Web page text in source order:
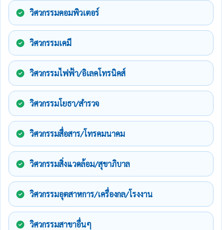
วิศวกรรมคอมพิวเตอร์
วิศวกรรมเคมี
วิศวกรรมไฟฟ้า/อิเลคโทรนิคส์
วิศวกรรมโยธา/สำรวจ
วิศวกรรมสื่อสาร/โทรคมนาคม
วิศวกรรมสิ่งแวดล้อม/สุขาภิบาล
วิศวกรรมอุตสาหการ/เครื่องกล/โรงงาน
วิศวกรรมสาขาอื่นๆ